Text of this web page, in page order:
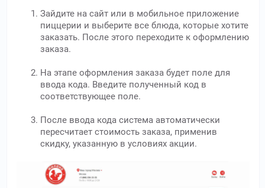
Зайдите на сайт или в мобильное приложение
пиццерии и выберите все блюда, которые хотите
заказать. После этого переходите к оформлению
заказа.
На этапе оформления заказа будет поле для
ввода кода. Введите полученный код в
соответствующее поле.
После ввода кода система автоматически
пересчитает стоимость заказа, применив
скидку, указанную в условиях акции.